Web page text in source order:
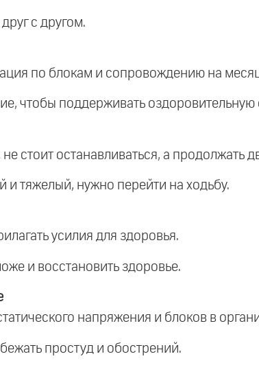
с другом.
по блокам и сопровождению на
чтобы поддерживать оздоровительную
стоит останавливаться, а продолжать
и тяжелый, нужно перейти на ходьбу.
усилия для здоровья.
и восстановить здоровье.
напряжения и блоков в
простуд и обострений.